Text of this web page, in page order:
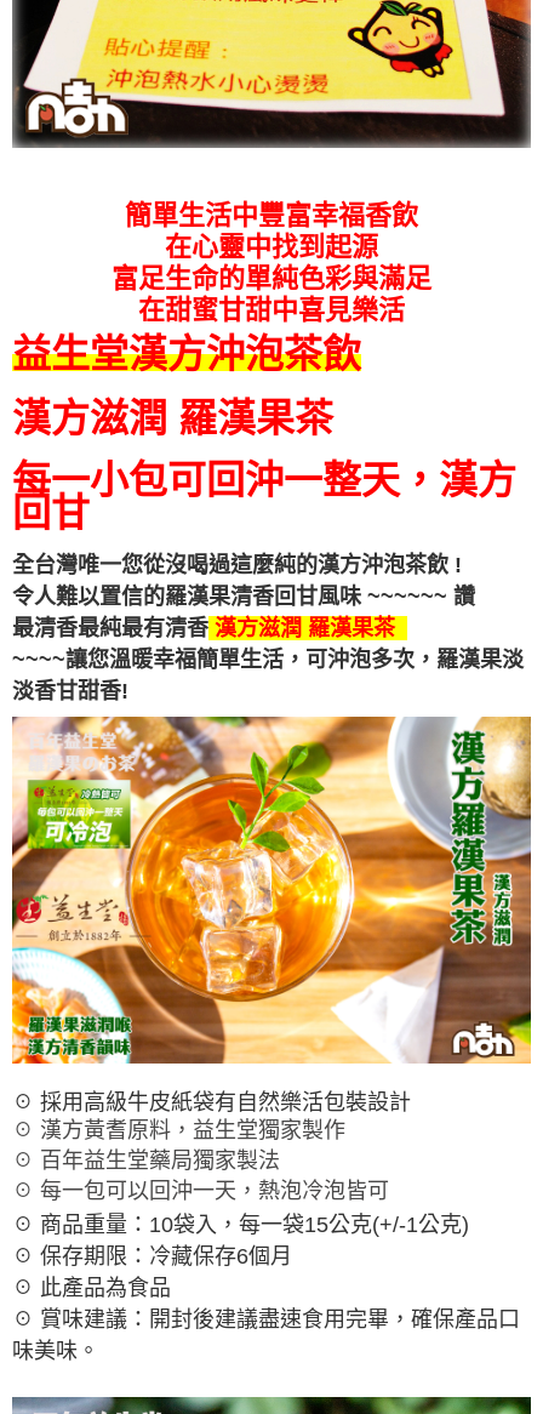
簡單生活中豐富幸福香飲
在心靈中找到起源
富足生命的單純色彩與滿足
在甜蜜甘甜中喜見樂活
益生堂漢方沖泡茶飲
漢方滋潤 羅漢果茶
每一小包可回沖一整天，漢方
回甘
全台灣唯一您從沒喝過這麼純的漢方沖泡茶飲 !
令人難以置信的羅漢果清香回甘風味 ~~~~~~ 讚
最清香最純最有清香 漢方滋潤 羅漢果茶
~~~~讓您溫暖幸福簡單生活，可沖泡多次，羅漢果淡
淡香甘甜香!
☉ 採用高級牛皮紙袋有自然樂活包裝設計
☉ 漢方黃耆原料，益生堂獨家製作
☉ 百年益生堂藥局獨家製法
☉ 每一包可以回沖一天，熱泡冷泡皆可
☉ 商品重量：10袋入，每一袋15公克(+/-1公克)
☉ 保存期限：冷藏保存6個月
☉ 此產品為食品
☉ 賞味建議：開封後建議盡速食用完畢，確保產品口
味美味。